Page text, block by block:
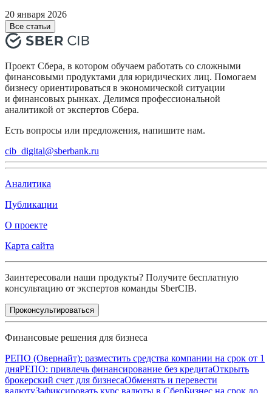
20 января 2026
Все статьи
Проект Сбера, в котором обучаем работать со сложными
финансовыми продуктами для юридических лиц. Помогаем
бизнесу ориентироваться в экономической ситуации
и финансовых рынках. Делимся профессиональной
аналитикой от экспертов Сбера.
Есть вопросы или предложения, напишите нам.
cib_digital@sberbank.ru
Аналитика
Публикации
О проекте
Карта сайта
Заинтересовали наши продукты? Получите бесплатную
консультацию от экспертов команды SberCIB.
Проконсультироваться
Финансовые решения для бизнеса
РЕПО (Овернайт): разместить средства компании на срок от 1
дняРЕПО: привлечь финансирование без кредитаОткрыть
брокерский счет для бизнесаОбменять и перевести
валютуЗафиксировать курс валюты в СберБизнес на срок до